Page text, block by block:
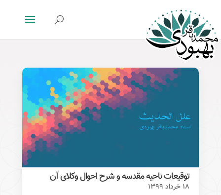
توقیعات ناحیه مقدسه و شرح احوال وکلای آن
۱۸ خرداد ۱۳۹۹